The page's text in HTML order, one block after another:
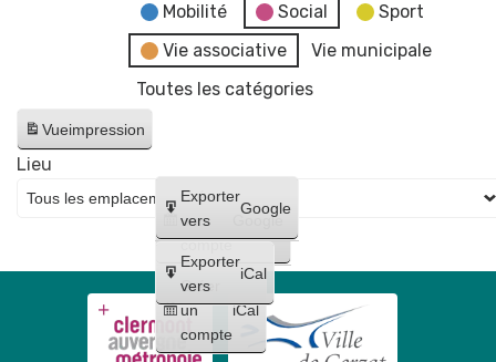
Mobilité
Social
Sport
Vie associative
Vie municipale
Toutes les catégories
Vueimpression
Créer
un
compte
Google
Créer
un
compte
iCal
Exporter
vers
Google
Exporter
vers
iCal
Lieu